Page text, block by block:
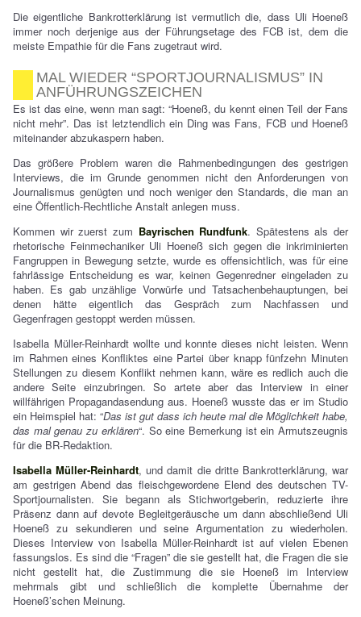
Die eigentliche Bankrotterklärung ist vermutlich die, dass Uli Hoeneß
immer noch derjenige aus der Führungsetage des FCB ist, dem die
meiste Empathie für die Fans zugetraut wird.
MAL WIEDER “SPORTJOURNALISMUS” IN
ANFÜHRUNGSZEICHEN
Es ist das eine, wenn man sagt: “Hoeneß, du kennt einen Teil der Fans
nicht mehr”. Das ist letztendlich ein Ding was Fans, FCB und Hoeneß
miteinander abzukaspern haben.
Das größere Problem waren die Rahmenbedingungen des gestrigen
Interviews, die im Grunde genommen nicht den Anforderungen von
Journalismus genügten und noch weniger den Standards, die man an
eine Öffentlich-Rechtliche Anstalt anlegen muss.
Kommen wir zuerst zum Bayrischen Rundfunk. Spätestens als der
rhetorische Feinmechaniker Uli Hoeneß sich gegen die inkriminierten
Fangruppen in Bewegung setzte, wurde es offensichtlich, was für eine
fahrlässige Entscheidung es war, keinen Gegenredner eingeladen zu
haben. Es gab unzählige Vorwürfe und Tatsachenbehauptungen, bei
denen hätte eigentlich das Gespräch zum Nachfassen und
Gegenfragen gestoppt werden müssen.
Isabella Müller-Reinhardt wollte und konnte dieses nicht leisten. Wenn
im Rahmen eines Konfliktes eine Partei über knapp fünfzehn Minuten
Stellungen zu diesem Konflikt nehmen kann, wäre es redlich auch die
andere Seite einzubringen. So artete aber das Interview in einer
willfährigen Propagandasendung aus. Hoeneß wusste das er im Studio
ein Heimspiel hat: “Das ist gut dass ich heute mal die Möglichkeit habe,
das mal genau zu erklären“. So eine Bemerkung ist ein Armutszeugnis
für die BR-Redaktion.
Isabella Müller-Reinhardt, und damit die dritte Bankrotterklärung, war
am gestrigen Abend das fleischgewordene Elend des deutschen TV-
Sportjournalisten. Sie begann als Stichwortgeberin, reduzierte ihre
Präsenz dann auf devote Begleitgeräusche um dann abschließend Uli
Hoeneß zu sekundieren und seine Argumentation zu wiederholen.
Dieses Interview von Isabella Müller-Reinhardt ist auf vielen Ebenen
fassungslos. Es sind die “Fragen” die sie gestellt hat, die Fragen die sie
nicht gestellt hat, die Zustimmung die sie Hoeneß im Interview
mehrmals gibt und schließlich die komplette Übernahme der
Hoeneß’schen Meinung.